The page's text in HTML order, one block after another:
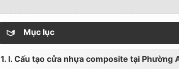
Mục lục
1. I. Cấu tạo cửa nhựa composite tại Phường